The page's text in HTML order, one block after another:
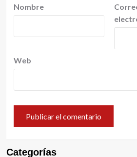
Nombre
Web
Categorías